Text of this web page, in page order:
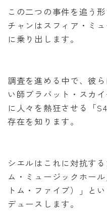
この二つの事件を追う
チャンはスフィア・ミ
に乗り出します。
調査を進める中で、彼
い師ブラバット・スカ
に人々を熱狂させる「
存在を知ります。
シエルはこれに対抗す
ム・ミュージックホー
トム・ファイブ）」と
デュースします。